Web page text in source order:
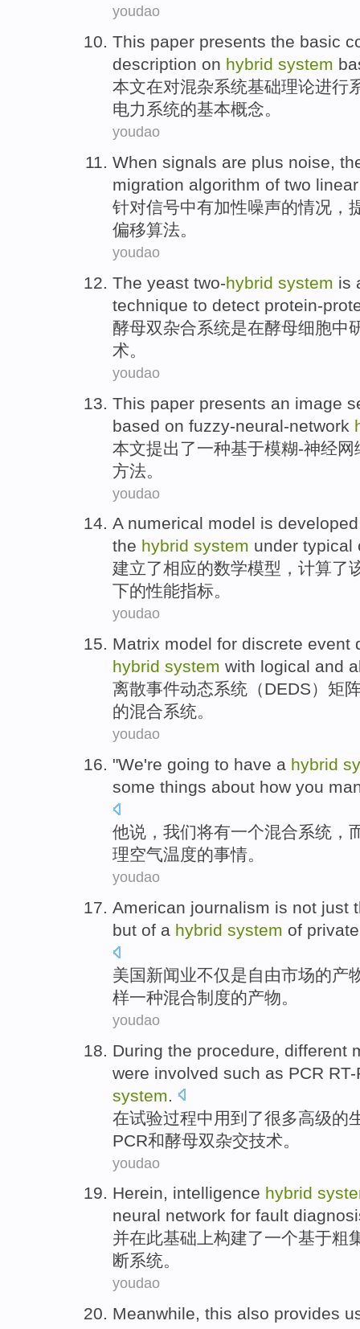
youdao
This paper presents the basic
description on hybrid system
本文在对混杂系统基础理论进行
电力系统的基本概念。
youdao
When signals are plus noise,
migration algorithm of two linear
针对信号中有加性噪声的情况，
偏移算法。
youdao
The yeast two-hybrid system is
technique to detect protein-
酵母双杂合系统是在酵母细胞中
术。
youdao
This paper presents an image
based on fuzzy-neural-network
本文提出了一种基于模糊-神经网
方法。
youdao
A numerical model is
the hybrid system under typical
建立了相应的数学模型 ，计算了
下的性能指标。
youdao
Matrix model for discrete event
hybrid system with logical and
离散事件动态系统 （DEDS） 矩
的混合系统。
youdao
"We're going to have a hybrid
some things about how you
他说 ， 我们将有一个混合系统 ，
理空气温度的事情。
youdao
American journalism is not just
but of a hybrid system of private
美国新闻业不仅是自由市场的产
样一种混合制度的产物。
youdao
During the procedure , different
were involved such as PCR
system
在试验过程中用到了很多高级的
PCR和酵母双杂交技术。
youdao
Herein, intelligence hybrid
neural network for fault
并在此基础 上构建了一个基于粗
断系统。
youdao
Meanwhile, this also provides